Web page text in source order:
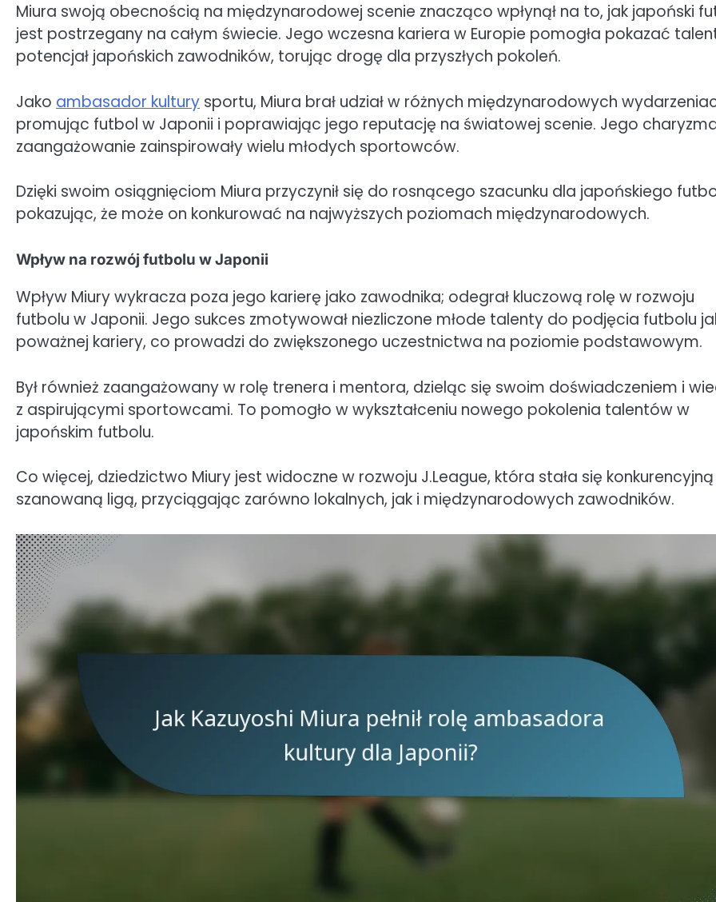
Miura swoją obecnością na międzynarodowej scenie znacząco wpłynął na to, jak japoński
jest postrzegany na całym świecie. Jego wczesna kariera w Europie pomogła pokazać
potencjał japońskich zawodników, torując drogę dla przyszłych pokoleń.
Jako ambasador kultury sportu, Miura brał udział w różnych międzynarodowych
promując futbol w Japonii i poprawiając jego reputację na światowej scenie. Jego
zaangażowanie zainspirowały wielu młodych sportowców.
Dzięki swoim osiągnięciom Miura przyczynił się do rosnącego szacunku dla japońskiego
pokazując, że może on konkurować na najwyższych poziomach międzynarodowych.
Wpływ na rozwój futbolu w Japonii
Wpływ Miury wykracza poza jego karierę jako zawodnika; odegrał kluczową rolę w rozwoju
futbolu w Japonii. Jego sukces zmotywował niezliczone młode talenty do podjęcia futbolu
poważnej kariery, co prowadzi do zwiększonego uczestnictwa na poziomie podstawowym.
Był również zaangażowany w rolę trenera i mentora, dzieląc się swoim doświadczeniem i
z aspirującymi sportowcami. To pomogło w wykształceniu nowego pokolenia talentów w
japońskim futbolu.
Co więcej, dziedzictwo Miury jest widoczne w rozwoju J.League, która stała się
szanowaną ligą, przyciągając zarówno lokalnych, jak i międzynarodowych zawodników.